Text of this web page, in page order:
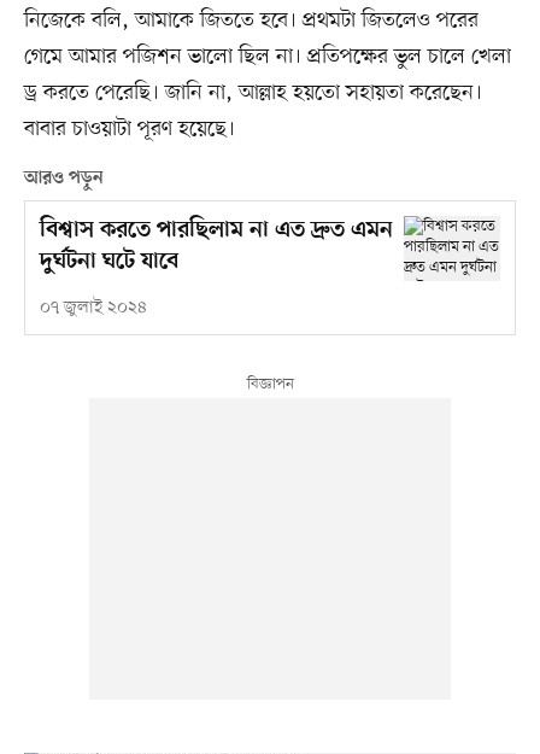
নিজেকে বলি, আমাকে জিততে হবে। প্রথমটা জিতলেও পরের
গেমে আমার পজিশন ভালো ছিল না। প্রতিপক্ষের ভুল চালে খেলা
ড্র করতে পেরেছি। জানি না, আল্লাহ হয়তো সহায়তা করেছেন।
বাবার চাওয়াটা পূরণ হয়েছে।
আরও পড়ুন
বিশ্বাস করতে পারছিলাম না এত দ্রুত এমন
দুর্ঘটনা ঘটে যাবে
০৭ জুলাই ২০২৪